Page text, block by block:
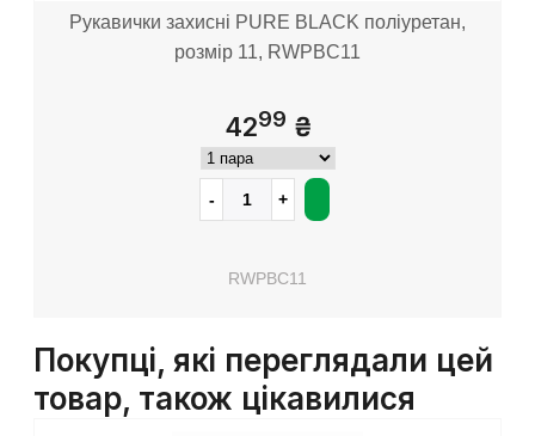
Рукавички захисні PURE BLACK поліуретан,
розмір 11, RWPBC11
4299 ₴
RWPBC11
Покупці, які переглядали цей
товар, також цікавилися